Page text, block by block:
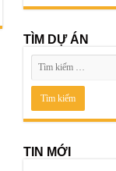
TÌM DỰ ÁN
TIN MỚI